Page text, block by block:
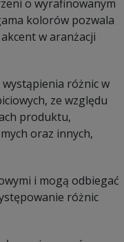
o wyrafinowanym
kolorów pozwala
w aranżacji
różnic w
ze względu
produktu,
oraz innych,
i mogą odbiegać
różnic